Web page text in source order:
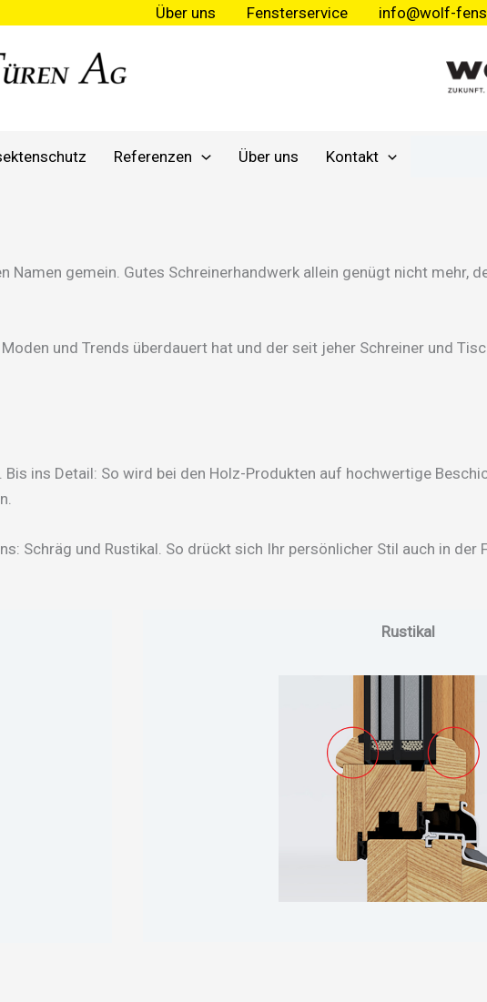
Über uns Fensterservice info@wolf-
Referenzen Über uns Kontakt
Namen gemein. Gutes Schreinerhandwerk allein genügt nicht mehr,
und Trends überdauert hat und der seit jeher Schreiner und
ins Detail: So wird bei den Holz-Produkten auf hochwertige
Schräg und Rustikal. So drückt sich Ihr persönlicher Stil auch in der
Rustikal